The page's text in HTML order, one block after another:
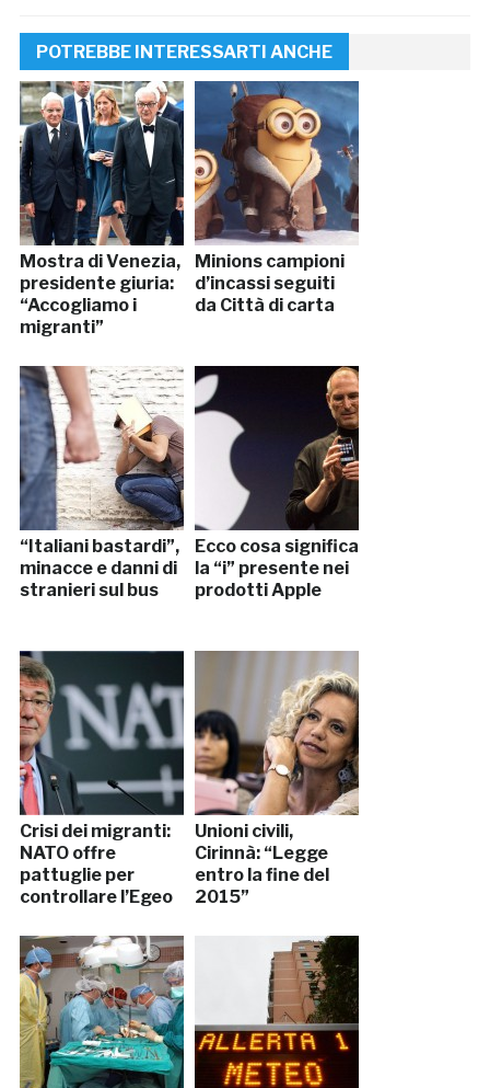
POTREBBE INTERESSARTI ANCHE
Mostra di Venezia,
presidente giuria:
“Accogliamo i
migranti”
Minions campioni
d’incassi seguiti
da Città di carta
“Italiani bastardi”,
minacce e danni di
stranieri sul bus
Ecco cosa significa
la “i” presente nei
prodotti Apple
Crisi dei migranti:
NATO offre
pattuglie per
controllare l’Egeo
Unioni civili,
Cirinnà: “Legge
entro la fine del
2015”